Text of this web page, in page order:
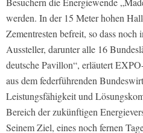
werden. In der 15 Meter hohen
Zementresten befreit, so dass noch
Aussteller, darunter alle 16
deutsche Pavillon“, erläutert
aus dem federführenden
Leistungsfähigkeit und
Bereich der zukünftigen
Seinem Ziel, eines noch fernen